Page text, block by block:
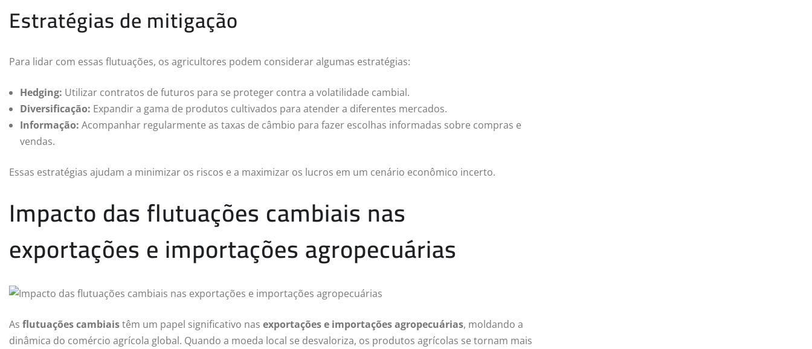
Estratégias de mitigação
Para lidar com essas flutuações, os agricultores podem considerar algumas estratégias:
Hedging: Utilizar contratos de futuros para se proteger contra a volatilidade cambial.
Diversificação: Expandir a gama de produtos cultivados para atender a diferentes mercados.
Informação: Acompanhar regularmente as taxas de câmbio para fazer escolhas informadas sobre compras e
vendas.
Essas estratégias ajudam a minimizar os riscos e a maximizar os lucros em um cenário econômico incerto.
Impacto das flutuações cambiais nas
exportações e importações agropecuárias
As flutuações cambiaistêm um papel significativo nas exportações e importações agropecuárias, moldando a
dinâmica do comércio agrícola global. Quando a moeda local se desvaloriza, os produtos agrícolas se tornam mais